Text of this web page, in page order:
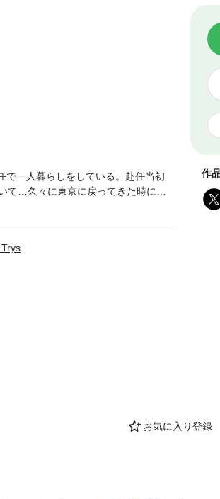
作
お気に入り登録
で一人暮らしをしている。赴任当初
て…久々に東京に戻ってきた時に、
っかりレスで、子供どころか、夫
と…！そしてその相手は、なんと美
二人が結託し、それぞれのパート